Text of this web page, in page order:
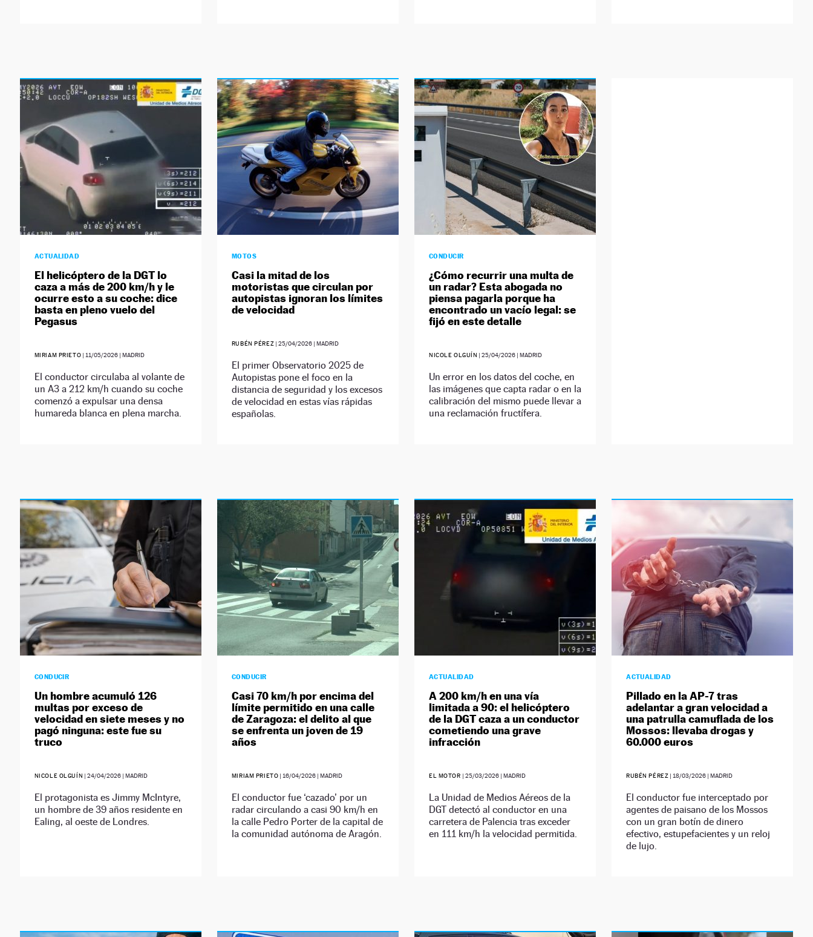
ACTUALIDAD
El helicóptero de la DGT lo
caza a más de 200 km/h y le
ocurre esto a su coche: dice
basta en pleno vuelo del
Pegasus
MIRIAM PRIETO | 11/05/2026 | MADRID
El conductor circulaba al volante de
un A3 a 212 km/h cuando su coche
comenzó a expulsar una densa
humareda blanca en plena marcha.
MOTOS
Casi la mitad de los
motoristas que circulan por
autopistas ignoran los límites
de velocidad
RUBÉN PÉREZ |25/04/2026 | MADRID
El primer Observatorio 2025 de
Autopistas pone el foco en la
distancia de seguridad y los excesos
de velocidad en estas vías rápidas
españolas.
CONDUCIR
¿Cómo recurrir una multa de
un radar? Esta abogada no
piensa pagarla porque ha
encontrado un vacío legal: se
fijó en este detalle
NICOLE OLGUÍN |25/04/2026 | MADRID
Un error en los datos del coche, en
las imágenes que capta radar o en la
calibración del mismo puede llevar a
una reclamación fructífera.
CONDUCIR
Un hombre acumuló 126
multas por exceso de
velocidad en siete meses y no
pagó ninguna: este fue su
truco
NICOLE OLGUÍN |24/04/2026 | MADRID
El protagonista es Jimmy McIntyre,
un hombre de 39 años residente en
Ealing, al oeste de Londres.
CONDUCIR
Casi 70 km/h por encima del
límite permitido en una calle
de Zaragoza: el delito al que
se enfrenta un joven de 19
años
MIRIAM PRIETO | 16/04/2026 | MADRID
El conductor fue ‘cazado’ por un
radar circulando a casi 90 km/h en
la calle Pedro Porter de la capital de
la comunidad autónoma de Aragón.
ACTUALIDAD
A 200 km/h en una vía
limitada a 90: el helicóptero
de la DGT caza a un conductor
cometiendo una grave
infracción
EL MOTOR | 25/03/2026| MADRID
La Unidad de Medios Aéreos de la
DGT detectó al conductor en una
carretera de Palencia tras exceder
en 111 km/h la velocidad permitida.
ACTUALIDAD
Pillado en la AP-7 tras
adelantar a gran velocidad a
una patrulla camuflada de los
Mossos: llevaba drogas y
60.000 euros
RUBÉN PÉREZ | 18/03/2026 | MADRID
El conductor fue interceptado por
agentes de paisano de los Mossos
con un gran botín de dinero
efectivo, estupefacientes y un reloj
de lujo.